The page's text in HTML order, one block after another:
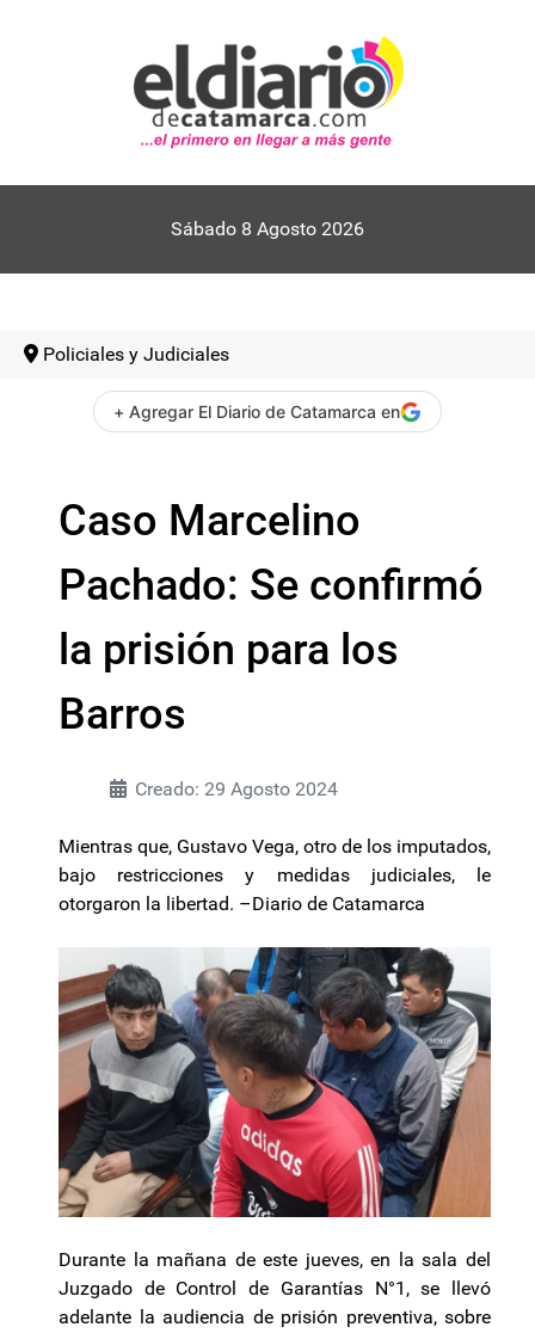
Sábado 8 Agosto 2026
Policiales y Judiciales
+ Agregar El Diario de Catamarca en
Caso Marcelino
Pachado: Se confirmó
la prisión para los
Barros
Creado: 29 Agosto 2024
Mientras que, Gustavo Vega, otro de los imputados,
bajo restricciones y medidas judiciales, le
otorgaron la libertad. –Diario de Catamarca
Durante la mañana de este jueves, en la sala del
Juzgado de Control de Garantías N°1, se llevó
adelante la audiencia de prisión preventiva, sobre